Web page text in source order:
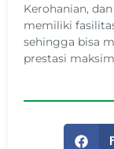
Kerohanian,
memiliki
sehingga bisa
prestasi